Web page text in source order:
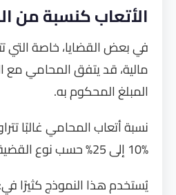
الأتعاب كنسبة من
في بعض القضايا، خاصة
مالية، قد يتفق المحامي
المبلغ المحكوم به.
نسبة أتعاب المحامي غالبًا
10% إلى 25% حسب نوع القضية وقيمتها وتعقيدها.
يُستخدم هذا النموذج كثيرًا في: